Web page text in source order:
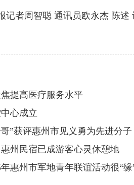
者周智聪 通讯员欧永杰 陈述
提高医疗服务水平
心成立
”获评惠州市见义勇为先进分子
州民宿已成游客心灵休憩地
惠州市军地青年联谊活动很“缘